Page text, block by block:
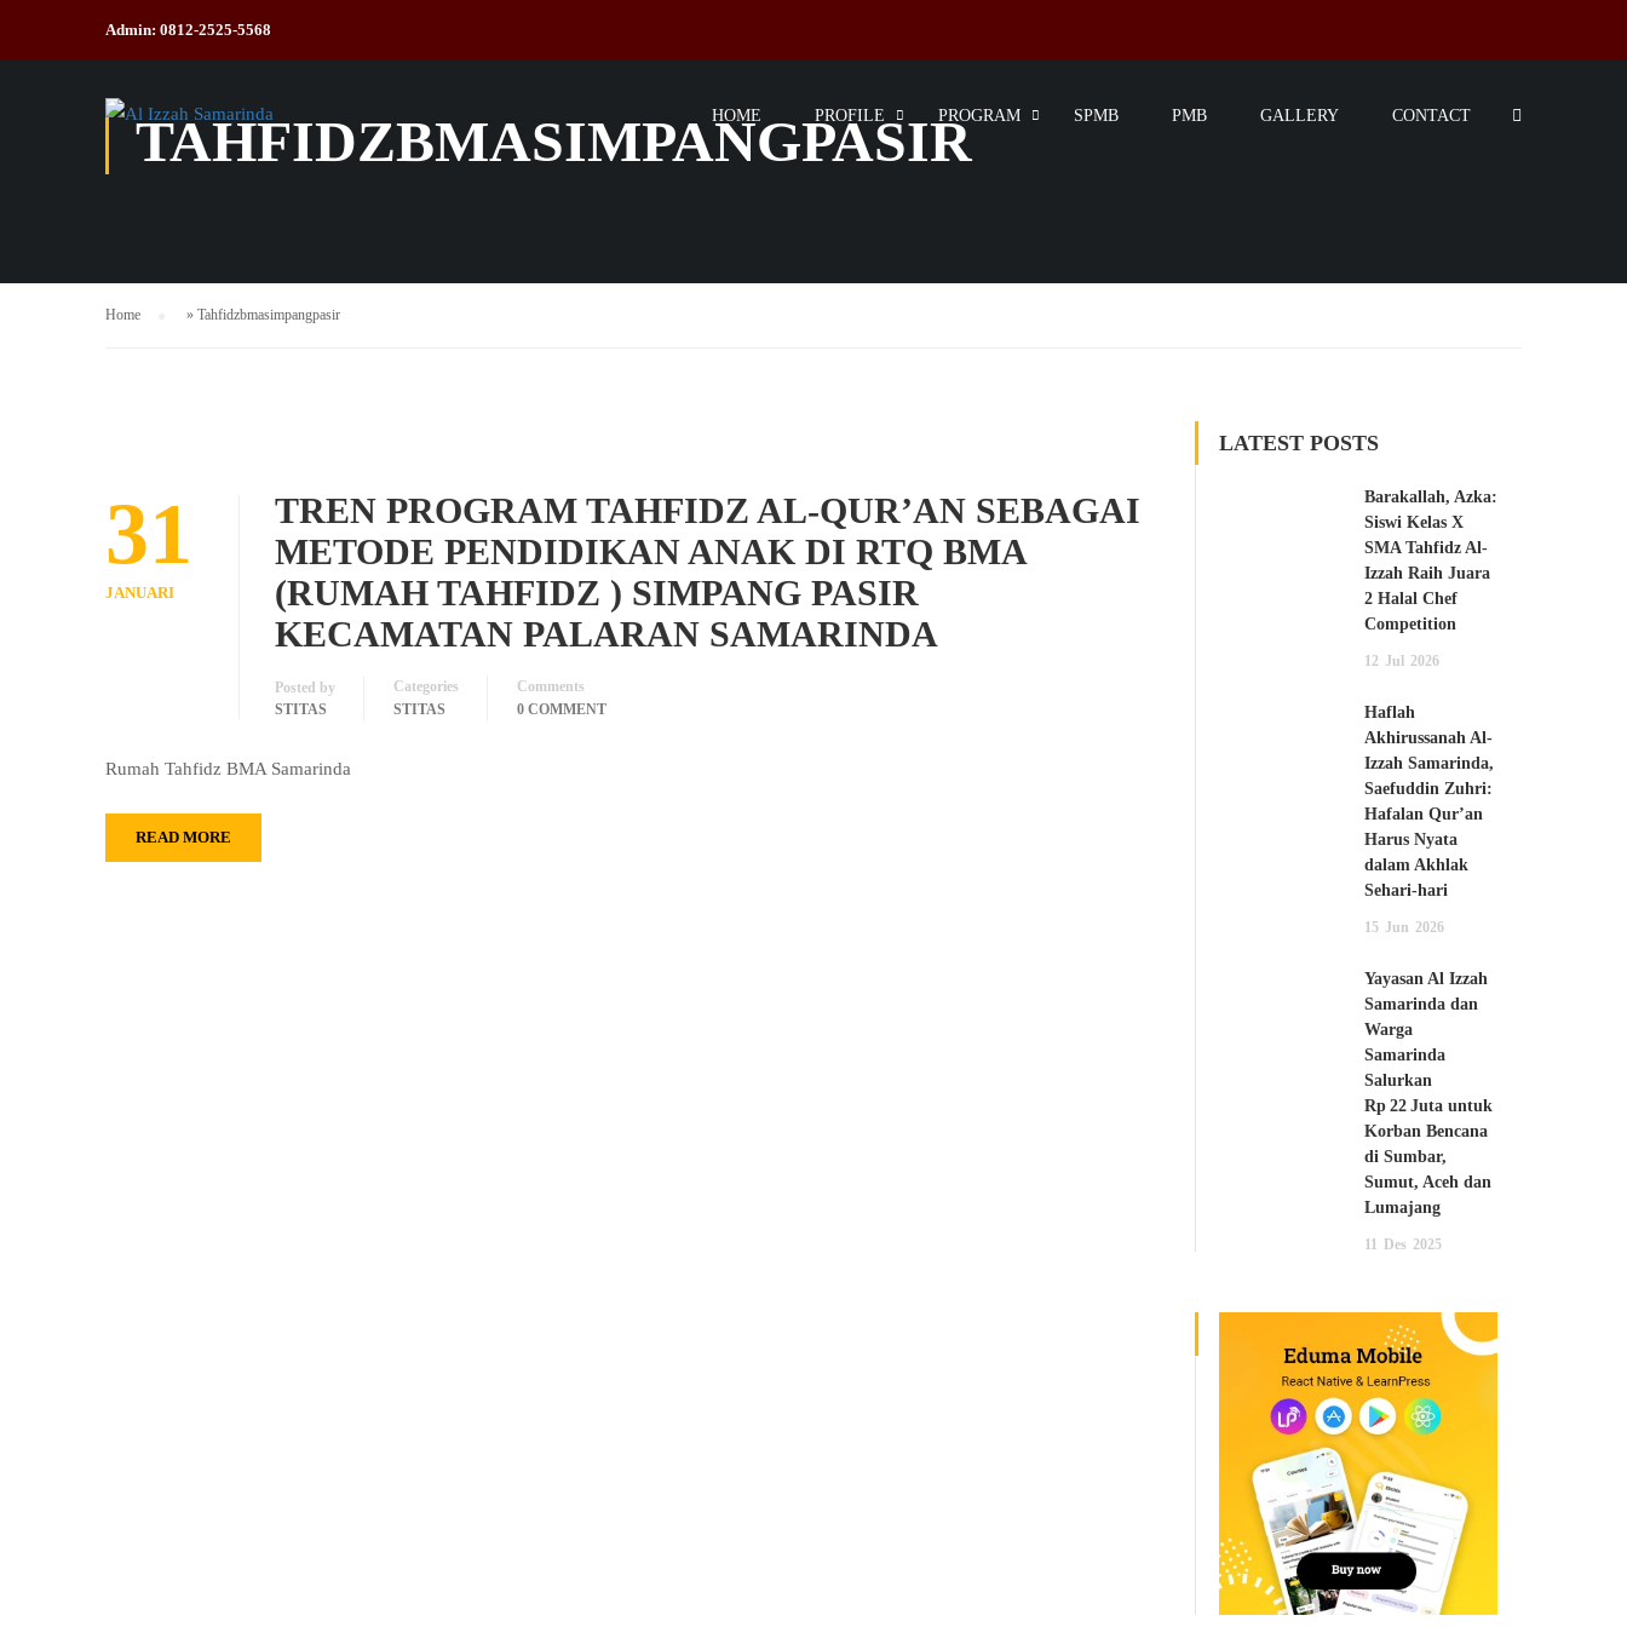
Admin: 0812-2525-5568
HOME PROFILE PROGRAM SPMB PMB GALLERY CONTACT
TAHFIDZBMASIMPANGPASIR
Home » Tahfidzbmasimpangpasir
31
JANUARI
TREN PROGRAM TAHFIDZ AL-QUR’AN SEBAGAI
METODE PENDIDIKAN ANAK DI RTQ BMA
(RUMAH TAHFIDZ ) SIMPANG PASIR
KECAMATAN PALARAN SAMARINDA
Posted by
STITAS
Categories
STITAS
Comments
0 COMMENT
Rumah Tahfidz BMA Samarinda
READ MORE
LATEST POSTS
Barakallah, Azka:
Siswi Kelas X
SMA Tahfidz Al-
Izzah Raih Juara
2 Halal Chef
Competition
12 Jul 2026
Haflah
Akhirussanah Al-
Izzah Samarinda,
Saefuddin Zuhri:
Hafalan Qur’an
Harus Nyata
dalam Akhlak
Sehari-hari
15 Jun 2026
Yayasan Al Izzah
Samarinda dan
Warga
Samarinda
Salurkan
Rp 22 Juta untuk
Korban Bencana
di Sumbar,
Sumut, Aceh dan
Lumajang
11 Des 2025